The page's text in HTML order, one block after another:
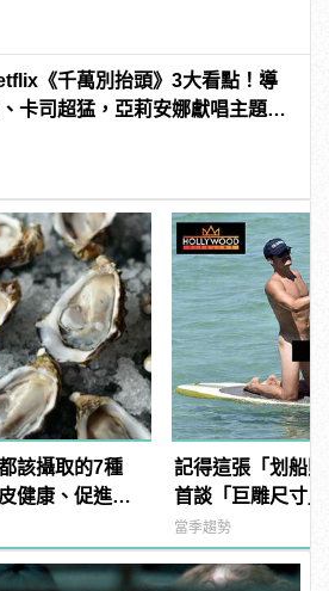
《千萬別抬頭》3大看點！導
卡司超猛，亞莉安娜獻唱主題
該攝取的7種
健康、促進生
記得這張「划船
首談「巨雕尺寸
你們有那麼大的
當季趨勢